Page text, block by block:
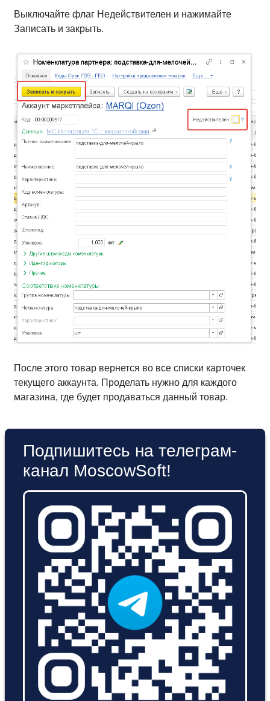
Выключайте флаг Недействителен и нажимайте
Записать и закрыть.
После этого товар вернется во все списки карточек
текущего аккаунта. Проделать нужно для каждого
магазина, где будет продаваться данный товар.
Подпишитесь на телеграм-
канал MoscowSoft!